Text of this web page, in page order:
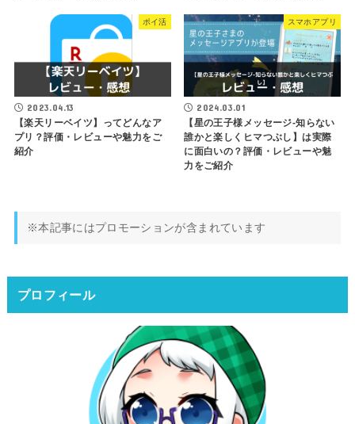
ポイ活
2023.04.13
【楽天リーベイツ】ってどんなア
プリ？評価・レビューや魅力をご
紹介
スマホアプリ
2024.03.01
【星の王子様メッセージ-知らない
誰かと楽しくヒマつぶし】は実際
に面白いの？評価・レビューや魅
力をご紹介
※本記事にはプロモーションが含まれています
プロフィール